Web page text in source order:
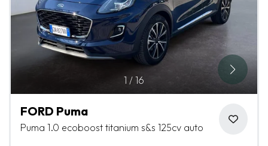
1 / 16
FORD Puma
Puma 1.0 ecoboost titanium s&s 125cv auto